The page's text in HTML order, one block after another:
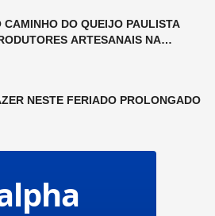
CAMINHO DO QUEIJO PAULISTA
ARTESANAIS NA
NESTE FERIADO PROLONGADO